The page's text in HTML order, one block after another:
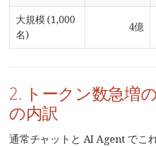
大規模 (1,000
名)
4億
2. トークン数急増
の内訳
通常チャットと AI Agent でこ